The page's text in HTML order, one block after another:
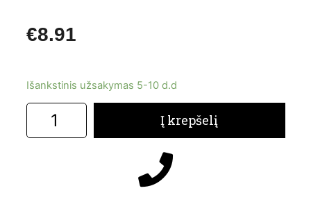
€8.91
Išankstinis užsakymas 5-10 d.d
Į krepšelį